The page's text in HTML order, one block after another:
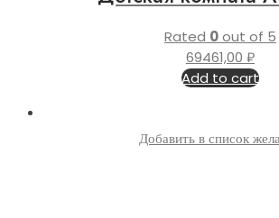
Rated 0out of 5
69461,00 ₽
Add to cart
Добавить в список